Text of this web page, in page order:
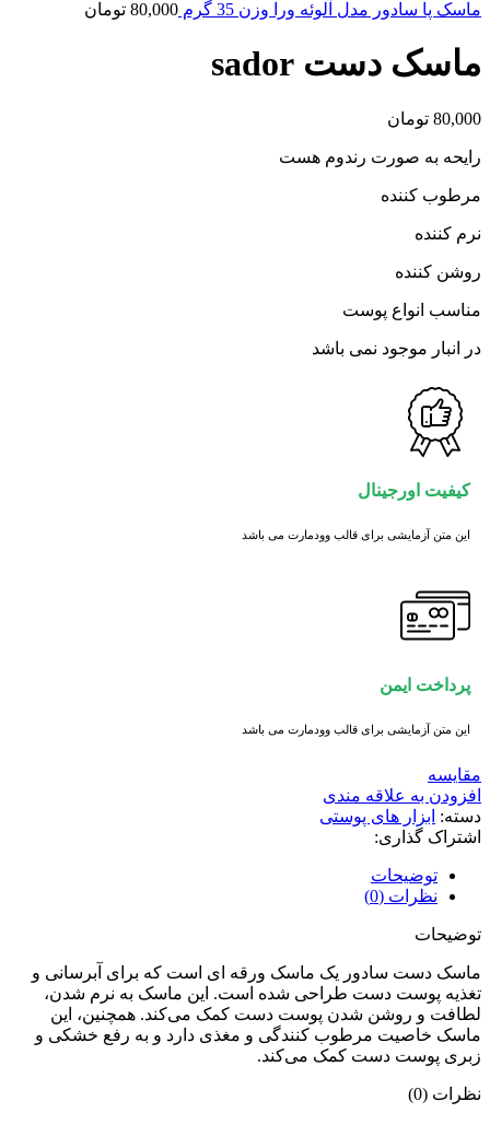
ماسک پا سادور مدل آلوئه ورا وزن 35 گرم 80,000 تومان
ماسک دست sador
80,000 تومان
رایحه به صورت رندوم هست
مرطوب کننده
نرم کننده
روشن کننده
مناسب انواع پوست
در انبار موجود نمی باشد
کیفیت اورجینال
این متن آزمایشی برای قالب وودمارت می باشد
پرداخت ایمن
این متن آزمایشی برای قالب وودمارت می باشد
مقايسه
افزودن به علاقه مندی
دسته: ابزار های پوستی
اشتراک گذاری:
توضیحات
نظرات (0)
توضیحات
ماسک دست سادور یک ماسک ورقه ای است که برای آبرسانی و
تغذیه پوست دست طراحی شده است. این ماسک به نرم شدن،
لطافت و روشن شدن پوست دست کمک می‌کند. همچنین، این
ماسک خاصیت مرطوب کنندگی و مغذی دارد و به رفع خشکی و
زبری پوست دست کمک می‌کند.
نظرات (0)